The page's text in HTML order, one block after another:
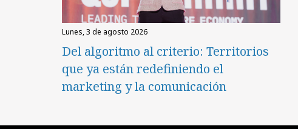
lunes, 3 de agosto 2026
Del algoritmo al criterio: Territorios
que ya están redefiniendo el
marketing y la comunicación